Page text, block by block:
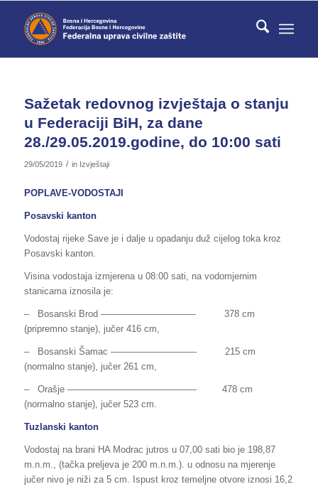
Sažetak redovnog izvještaja o stanju
u Federaciji BiH, za dane
28./29.05.2019.godine, do 10:00 sati
29/05/2019 / in Izvještaji
POPLAVE-VODOSTAJI
Posavski kanton
Vodostaj rijeke Save je i dalje u opadanju duž cijelog toka kroz
Posavski kanton.
Visina vodostaja izmjerena u 08:00 sati, na vodomjernim
stanicama iznosila je:
– Bosanski Brod —————­­­­­­­—————- 378 cm
(pripremno stanje), jučer 416 cm,
– Bosanski Šamac —————————- 215 cm
(normalno stanje), jučer 261 cm,
– Orašje —————————————— 478 cm
(normalno stanje), jučer 523 cm.
Tuzlanski kanton
Vodostaj na brani HA Modrac jutros u 07,00 sati bio je 198,87
m.n.m., (tačka preljeva je 200 m.n.m.). u odnosu na mjerenje
jučer nivo je niži za 5 cm. Ispust kroz temeljne otvore iznosi 16,2